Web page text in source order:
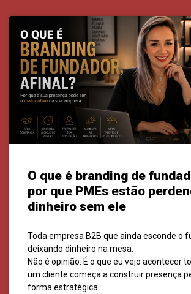
O que é branding de
por que PMEs estão
dinheiro sem ele
Toda empresa B2B que ainda esconde o
deixando dinheiro na mesa.
Não é opinião. É o que eu vejo acontecer
um cliente começa a construir presença
forma estratégica.